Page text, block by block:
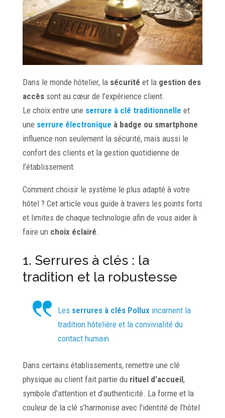
Dans le monde hôtelier, la sécurité et la gestion des
accèssont au cœur de l’expérience client.
Le choix entre une serrure à clé traditionnelle et
une serrure électronique à badge ou smartphone
influence non seulement la sécurité, mais aussi le
confort des clients et la gestion quotidienne de
l’établissement.
Comment choisir le système le plus adapté à votre
hôtel ? Cet article vous guide à travers les points forts
et limites de chaque technologie afin de vous aider à
faire un choix éclairé
1. Serrures à clés : la
tradition et la robustesse
Les serrures à clés Polluxincarnent la
tradition hôtelière et la convivialité du
contact humain.
Dans certains établissements, remettre une clé
physique au client fait partie du rituel d’accueil,
symbole d’attention et d’authenticité. La forme et la
couleur de la clé s’harmonise avec l’identité de l’hôtel